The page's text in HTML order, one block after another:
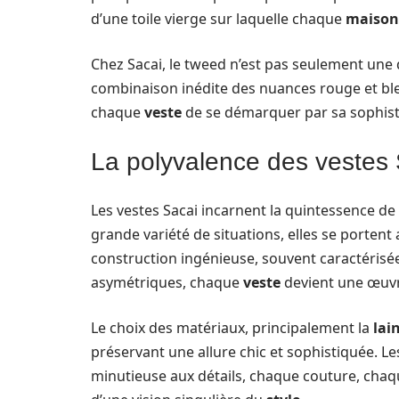
d’une toile vierge sur laquelle chaque maison
Chez Sacai, le tweed n’est pas seulement
combinaison inédite des nuances rouge et
chaquevestede se démarquer par sa
La polyvalence des vestes
Les vestes Sacai incarnent la quintessence
grande variété de situations, elles se portent
construction ingénieuse, souvent
asymétriques, chaquevestedevient une
Le choix des matériaux, principalement la
préservant une allure chic et sophistiquée.
minutieuse aux détails, chaque couture,